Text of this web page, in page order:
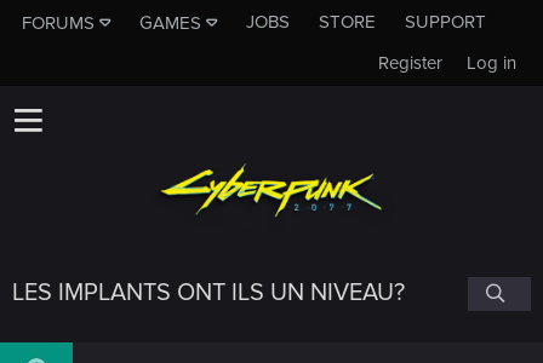
FORUMS GAMES JOBS STORE
SUPPORT
Log in
Register
LES IMPLANTS ONT ILS UN NIVEAU?